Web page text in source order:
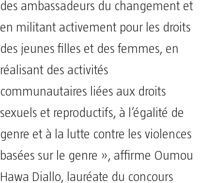
des ambassadeurs du changement et
en militant activement pour les droits
des jeunes filles et des femmes, en
réalisant des activités
communautaires liées aux droits
sexuels et reproductifs, à l’égalité de
genre et à la lutte contre les violences
basées sur le genre », affirme Oumou
Hawa Diallo, lauréate du concours